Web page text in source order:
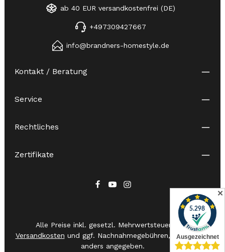
ab 40 EUR versandkostenfrei (DE)
+497309427667
info@brandners-homestyle.de
Kontakt / Beratung
Service
Rechtliches
Zertifikate
Alle Preise inkl. gesetzl. Mehrwertsteuer zzgl.
Versandkosten und ggf. Nachnahmegebühren, wenn nicht
anders angegeben.
✕